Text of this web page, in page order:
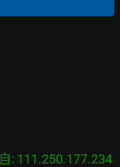
: 111.250.177.234